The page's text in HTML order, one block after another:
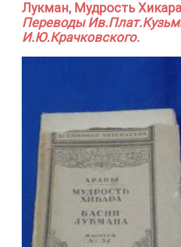
Лукман, Мудрость
Переводы
И.Ю.Крачковского.